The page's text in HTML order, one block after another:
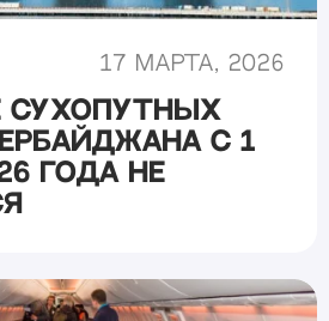
17 марта, 2026
сухопутных
с 1
года не